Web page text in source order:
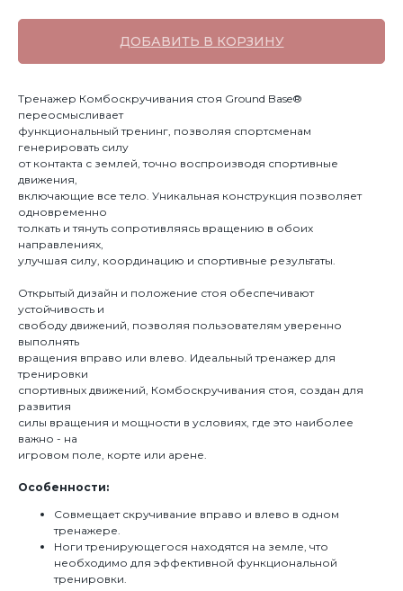
ДОБАВИТЬ В КОРЗИНУ
Тренажер Комбоскручивания стоя Ground Base®
переосмысливает
функциональный тренинг, позволяя спортсменам
генерировать силу
от контакта с землей, точно воспроизводя спортивные
движения,
включающие все тело. Уникальная конструкция позволяет
одновременно
толкать и тянуть сопротивляясь вращению в обоих
направлениях,
улучшая силу, координацию и спортивные результаты.
Открытый дизайн и положение стоя обеспечивают
устойчивость и
свободу движений, позволяя пользователям уверенно
выполнять
вращения вправо или влево. Идеальный тренажер для
тренировки
спортивных движений, Комбоскручивания стоя, создан для
развития
силы вращения и мощности в условиях, где это наиболее
важно - на
игровом поле, корте или арене.
Особенности:
Совмещает скручивание вправо и влево в одном
тренажере.
Ноги тренирующегося находятся на земле, что
необходимо для эффективной функциональной
тренировки.